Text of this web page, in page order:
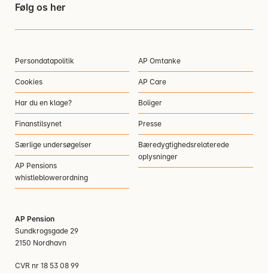
Følg os her
Persondatapolitik
Cookies
Har du en klage?
Finanstilsynet
Særlige undersøgelser
AP Pensions
whistleblowerordning
AP Omtanke
AP Care
Boliger
Presse
Bæredygtighedsrelaterede
oplysninger
AP Pension
Sundkrogsgade 29
2150 Nordhavn
CVR nr 18 53 08 99